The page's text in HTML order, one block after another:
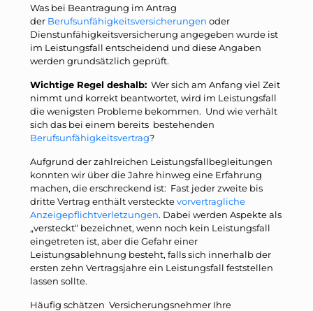
Was bei Beantragung im Antrag
der Berufsunfähigkeitsversicherungen oder
Dienstunfähigkeitsversicherung angegeben wurde ist
im Leistungsfall entscheidend und diese Angaben
werden grundsätzlich geprüft.
Wichtige Regel deshalb: Wer sich am Anfang viel Zeit
nimmt und korrekt beantwortet, wird im Leistungsfall
die wenigsten Probleme bekommen. Und wie verhält
sich das bei einem bereits bestehenden
Berufsunfähigkeitsvertrag?
Aufgrund der zahlreichen Leistungsfallbegleitungen
konnten wir über die Jahre hinweg eine Erfahrung
machen, die erschreckend ist: Fast jeder zweite bis
dritte Vertrag enthält verstecktevorvertragliche
Anzeigepflichtverletzungen. Dabei werden Aspekte als
„versteckt“ bezeichnet, wenn noch kein Leistungsfall
eingetreten ist, aber die Gefahr einer
Leistungsablehnung besteht, falls sich innerhalb der
ersten zehn Vertragsjahre ein Leistungsfall feststellen
lassen sollte.
Häufig schätzen Versicherungsnehmer Ihre